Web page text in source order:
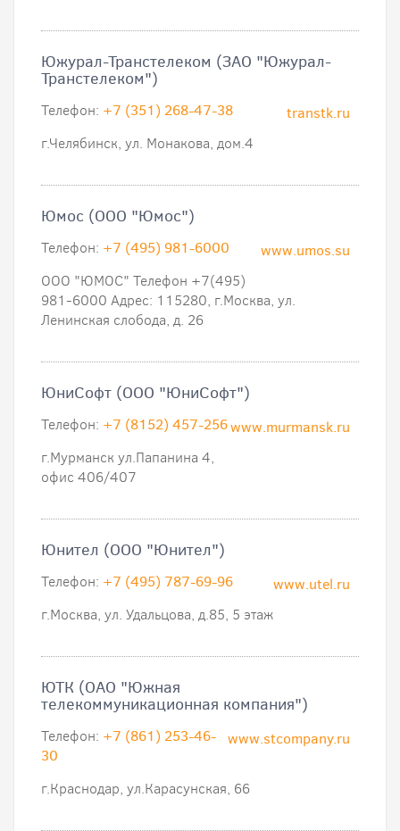
Южурал-Транстелеком (ЗАО "Южурал-
Транстелеком")
transtk.ru
Телефон: +7 (351) 268-47-38
г.Челябинск, ул. Монакова, дом.4
Юмос (ООО "Юмос")
www.umos.su
Телефон: +7 (495) 981-6000
ООО "ЮМОС" Телефон +7(495)
981-6000 Адрес: 115280, г.Москва, ул.
Ленинская слобода, д. 26
ЮниСофт (ООО "ЮниСофт")
www.murmansk.ru
Телефон: +7 (8152) 457-256
г.Мурманск ул.Папанина 4,
офис 406/407
Юнител (ООО "Юнител")
www.utel.ru
Телефон: +7 (495) 787-69-96
г.Москва, ул. Удальцова, д.85, 5 этаж
ЮТК (ОАО "Южная
телекоммуникационная компания")
www.stcompany.ru
Телефон: +7 (861) 253-46-
30
г.Краснодар, ул.Карасунская, 66